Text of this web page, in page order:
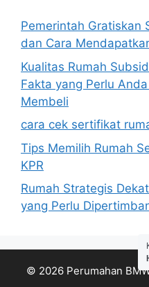
Pemerintah Gratiskan
dan Cara
Kualitas Rumah
Fakta yang Perlu
Membeli
cara cek sertifikat
Tips Memilih Rumah
KPR
Rumah Strategis
yang Perlu
© 2026 Perumahan